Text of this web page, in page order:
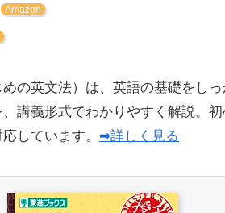
Amazon
の英文法）は、英語の基礎をし
講義形式でわかりやすく解説。
しています。 ➡詳しく見る